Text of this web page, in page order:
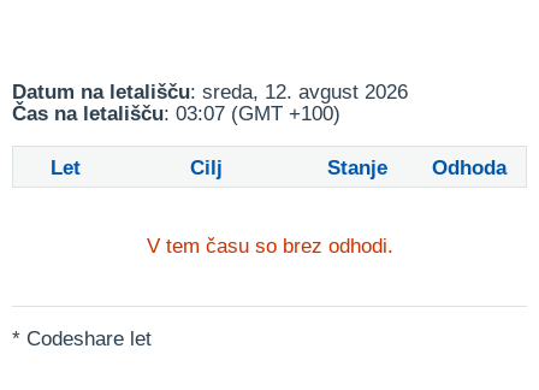
Datum na letališču: sreda, 12. avgust 2026
Čas na letališču: 03:07 (GMT +100)
Let Cilj Stanje Odhoda
V tem času so brez odhodi.
* Codeshare let